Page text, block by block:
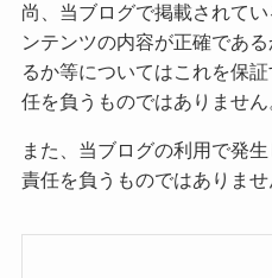
尚、当ブログで掲載されて
ンテンツの内容が正確であ
るか等についてはこれを保
任を負うものではありません
また、当ブログの利用で発
責任を負うものではありませ